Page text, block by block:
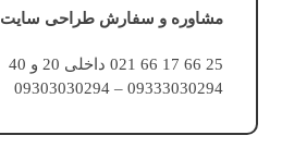
مشاوره و سفارش طراحی سایت
25 66 17 66 021 داخلی 20 و 40
09333030294 – 09303030294